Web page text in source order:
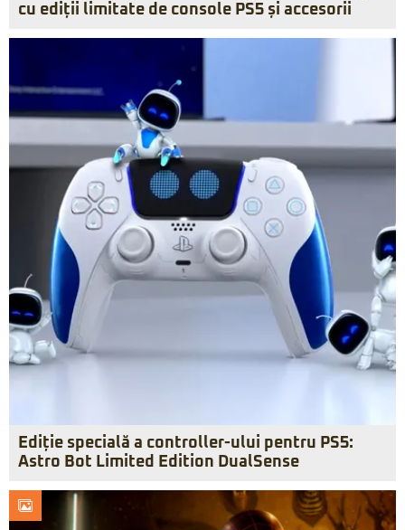
cu ediții limitate de console PS5 și accesorii
Ediție specială a controller-ului pentru PS5:
Astro Bot Limited Edition DualSense